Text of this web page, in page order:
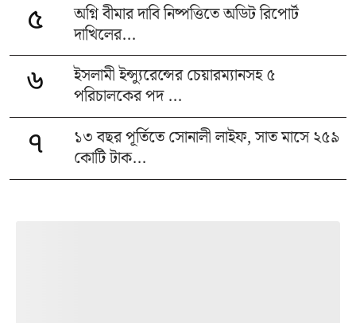
৫
অগ্নি বীমার দাবি নিষ্পত্তিতে অডিট রিপোর্ট
দাখিলের...
৬
ইসলামী ইন্স্যুরেন্সের চেয়ারম্যানসহ ৫
পরিচালকের পদ ...
৭
১৩ বছর পূর্তিতে সোনালী লাইফ, সাত মাসে ২৫৯
কোটি টাক...